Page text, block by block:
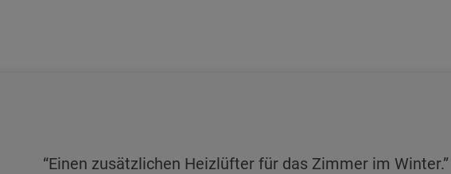
Einen zusätzlichen Heizlüfter für das Zimmer im Winter.